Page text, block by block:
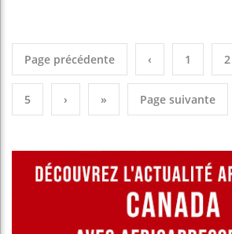
Page précédente ‹ 1 2
5 › » Page suivante